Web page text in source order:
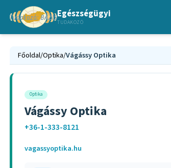
Egészségügyi
TUDAKOZÓ
Főoldal/Optika/Vágássy Optika
Optika
Vágássy Optika
+36-1-333-8121
vagassyoptika.hu